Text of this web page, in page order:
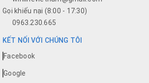
Gọi khiếu nại (8:00 - 17:30)
0963.230.665
KẾT NỐI VỚI CHÚNG TÔI
Facebook
Google